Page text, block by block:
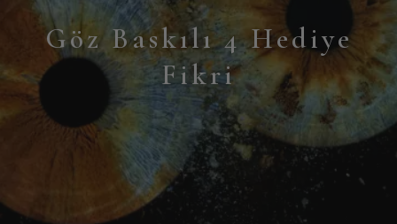
Göz Baskılı 4 Hediye
Fikri